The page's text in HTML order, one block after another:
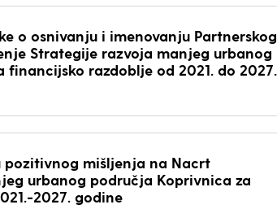
o osnivanju i imenovanju Partnerskog
Strategije razvoja manjeg urbanog
razdoblje od 2021. do 2027.
pozitivnog mišljenja na Nacrt
urbanog područja Koprivnica za
2027. godine